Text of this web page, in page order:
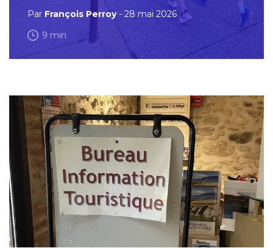
Par François Perroy- 28 mai 2026
9 min